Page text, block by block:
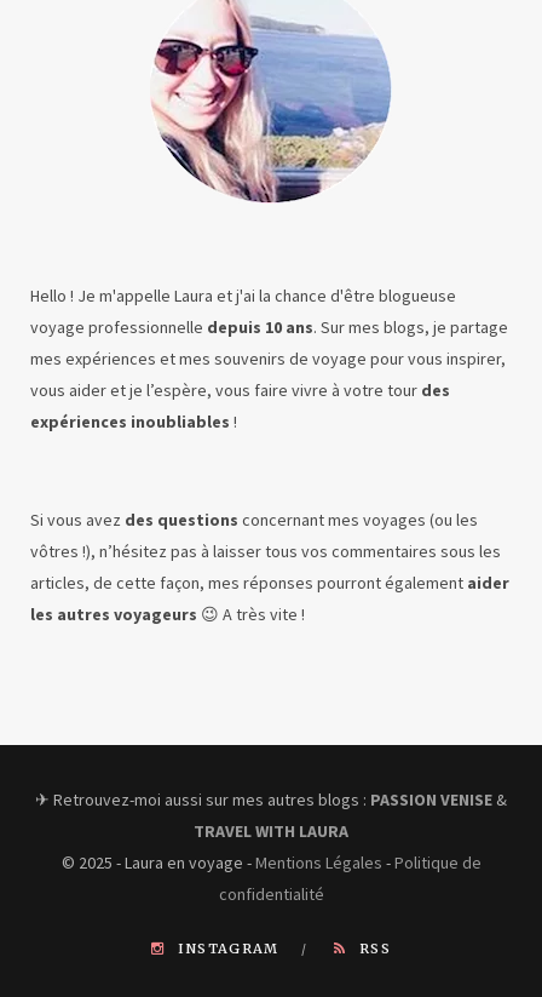
Hello ! Je m'appelle Laura et j'ai la chance d'être blogueuse
voyage professionnelle depuis 10 ans. Sur mes blogs, je partage
mes expériences et mes souvenirs de voyage pour vous inspirer,
vous aider et je l’espère, vous faire vivre à votre tour des
expériences inoubliables !
Si vous avez des questions concernant mes voyages (ou les
vôtres !), n’hésitez pas à laisser tous vos commentaires sous les
articles, de cette façon, mes réponses pourront également aider
les autres voyageurs 😉 A très vite !
✈︎ Retrouvez-moi aussi sur mes autres blogs : PASSION VENISE &
TRAVEL WITH LAURA
© 2025 - Laura en voyage -Mentions Légales -Politique de
confidentialité
INSTAGRAM RSS